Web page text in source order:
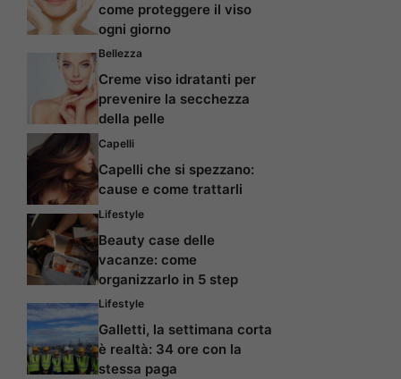
come proteggere il viso
ogni giorno
Bellezza
Creme viso idratanti per
prevenire la secchezza
della pelle
Capelli
Capelli che si spezzano:
cause e come trattarli
Lifestyle
Beauty case delle
vacanze: come
organizzarlo in 5 step
Lifestyle
Galletti, la settimana corta
è realtà: 34 ore con la
stessa paga